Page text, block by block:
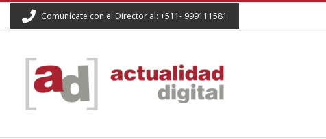
Comunícate con el Director al: +511- 999111581